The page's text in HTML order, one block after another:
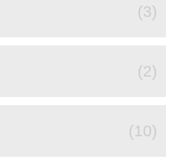
(3)
(2)
(10)